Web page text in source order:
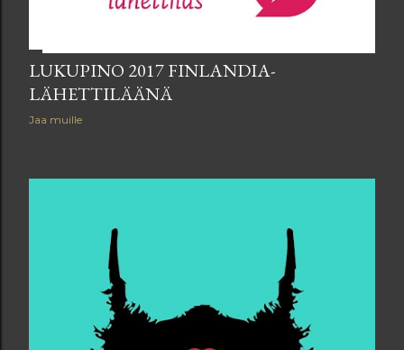
LUKUPINO 2017 FINLANDIA-
LÄHETTILÄÄNÄ
Jaa muille